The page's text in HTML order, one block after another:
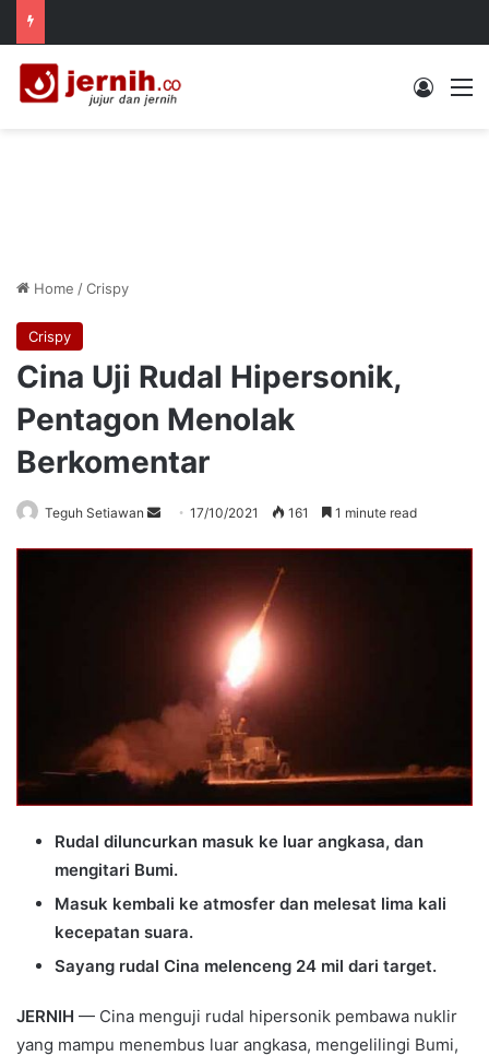
Log In
Home /Crispy
Crispy
Cina Uji Rudal Hipersonik,
Pentagon Menolak
Berkomentar
Teguh Setiawan
Send17/10/2021 161 1 minute read
Rudal diluncurkan masuk ke luar angkasa, dan
mengitari Bumi.
Masuk kembali ke atmosfer dan melesat lima kali
kecepatan suara.
Sayang rudal Cina melenceng 24 mil dari target.
JERNIH — Cina menguji rudal hipersonik pembawa nuklir
yang mampu menembus luar angkasa, mengelilingi Bumi,